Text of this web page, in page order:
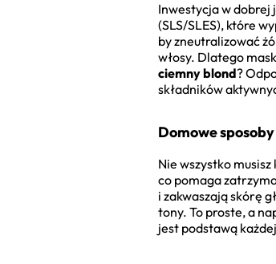
Inwestycja w dobrej
(SLS/SLES), które
by zneutralizować
włosy. Dlatego
ciemny blond?
składników
Domowe
Nie wszystko
co pomaga
i zakwaszają skórę
tony. To proste, a
jest podstawą